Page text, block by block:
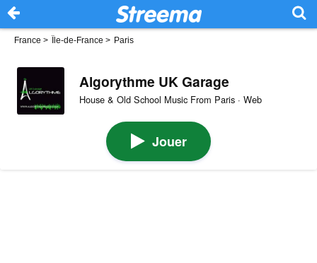
France > Île-de-France > Paris
Algorythme UK Garage
House & Old School Music From Paris · Web
Jouer